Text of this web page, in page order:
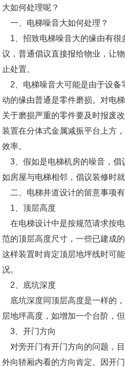
大如何处理呢？
一、电梯噪音大如何处理？
1、招致电梯噪音大的缘由有很
议，普通倡议直接报给物业，让
止处置。
2、电梯噪音大可能是由于设备
动的缘由普通是零件磨损。对电
关于磨损严重的零件要及时报废
装置在分体式金属减振平台上方
效率。
3、假如是电梯机房的噪音，倡
如房屋与电梯相邻，倡议装修时
二、电梯井道设计的留意事项有
1、顶层高度
在电梯设计中是按规范请求按
范的顶层高度尺寸，一些已建成
这样装置时肯定顶层地坪线时可
况。
2、底坑深度
底坑深度同顶层高度是一样的
层地坪高度，如增加一个台阶，
3、开门方向
对旁开门有开门方向的问题，
外向轿厢内看的方向肯定。因开